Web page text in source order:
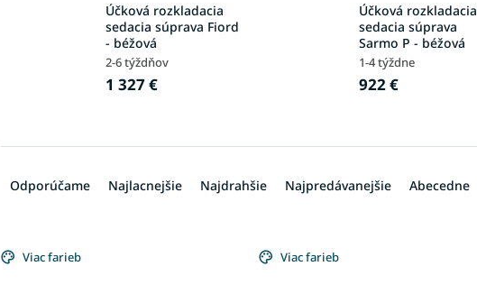
Účková rozkladacia
sedacia súprava Fiord
- béžová
2-6 týždňov
1 327 €
Účková rozkladacia
sedacia súprava
Sarmo P - béžová
1-4 týždne
922 €
a
i
Odporúčame Najlacnejšie Najdrahšie Najpredávanejšie Abecedne
ý
Viac farieb Viac farieb